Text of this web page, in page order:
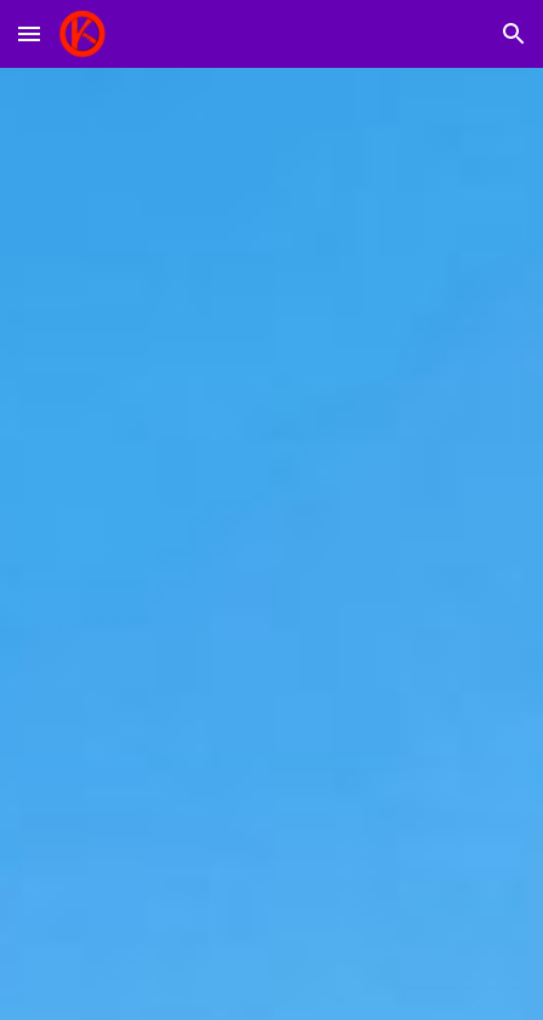
Skip to main content Skip to navigation